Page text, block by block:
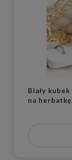
Biały
na